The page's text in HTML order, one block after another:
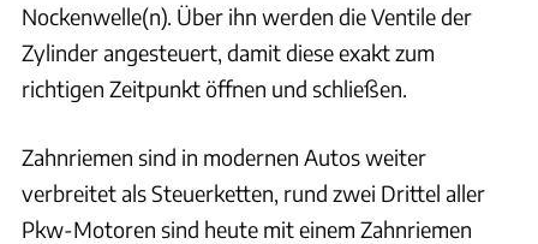
Nockenwelle(n). Über ihn werden die Ventile der
Zylinder angesteuert, damit diese exakt zum
richtigen Zeitpunkt öffnen und schließen.
Zahnriemen sind in modernen Autos weiter
verbreitet als Steuerketten, rund zwei Drittel aller
Pkw-Motoren sind heute mit einem Zahnriemen